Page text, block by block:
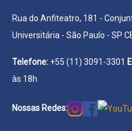
Rua do Anfiteatro, 181 -
Universitária - São Paulo - SP
Telefone: +55 (11) 3091-3301
às 18h
Nossas Redes: